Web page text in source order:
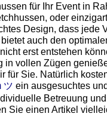
für Ihr Event in
oder
Design, dass jede
auch den
erst entstehen
in vollen Zügen
für Sie. Natürlich
ツ ein ausgesuchtes
Betreuung
Sie einen Artikel